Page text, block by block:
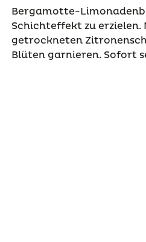
Bergamotte-
Schichteffekt zu erzielen.
getrockneten
Blüten garnieren. Sofort